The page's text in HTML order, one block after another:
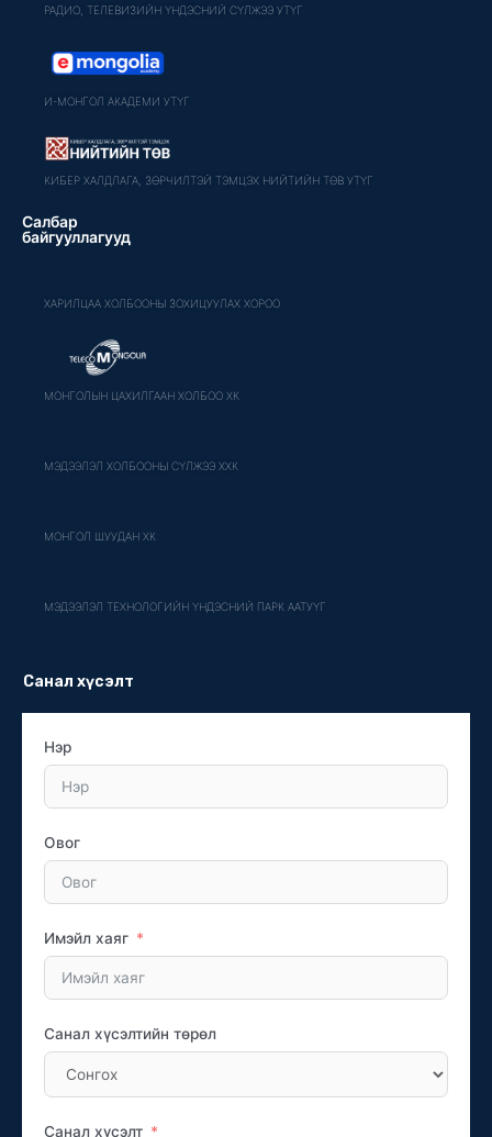
РАДИО, ТЕЛЕВИЗИЙН ҮНДЭСНИЙ СҮЛЖЭЭ УТҮГ
И-МОНГОЛ АКАДЕМИ УТҮГ
КИБЕР ХАЛДЛАГА, ЗӨРЧИЛТЭЙ ТЭМЦЭХ НИЙТИЙН ТӨВ УТҮГ
Салбар
байгууллагууд
ХАРИЛЦАА ХОЛБООНЫ ЗОХИЦУУЛАХ ХОРОО
МОНГОЛЫН ЦАХИЛГААН ХОЛБОО ХК
МЭДЭЭЛЭЛ ХОЛБООНЫ СҮЛЖЭЭ ХХК
МОНГОЛ ШУУДАН ХК
МЭДЭЭЛЭЛ ТЕХНОЛОГИЙН ҮНДЭСНИЙ ПАРК ААТУҮГ
Санал хүсэлт
Нэр
Овог
Имэйл хаяг
Санал хүсэлтийн төрөл
Санал хүсэлт